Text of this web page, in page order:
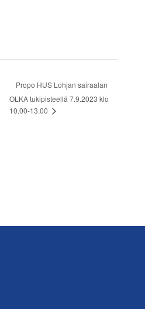
Propo HUS Lohjan sairaalan
OLKA tukipisteellä 7.9.2023 klo
10.00-13.00